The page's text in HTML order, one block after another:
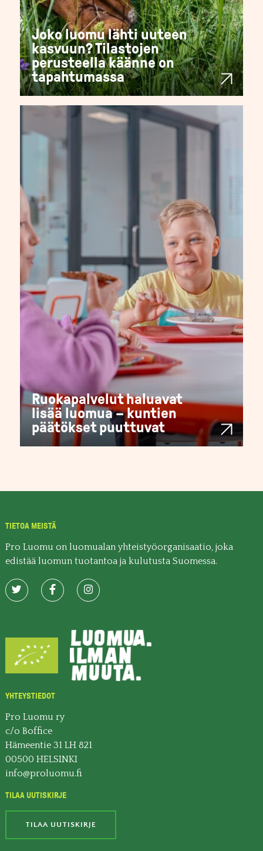
Joko luomu lähti uuteen
kasvuun? Tilastojen
perusteella käänne on
tapahtumassa
Ruokapalvelut haluavat
lisää luomua – kuntien
päätökset puuttuvat
TIETOA MEISTÄ
Pro Luomu on luomualan yhteistyöorganisaatio, joka
edistää luomun tuotantoa ja kulutusta Suomessa.
YHTEYSTIEDOT
Pro Luomu ry
c/o Boffice
Hämeentie 31 LH 821
00500 HELSINKI
info@proluomu.fi
TILAA UUTISKIRJE
TILAA UUTISKIRJE